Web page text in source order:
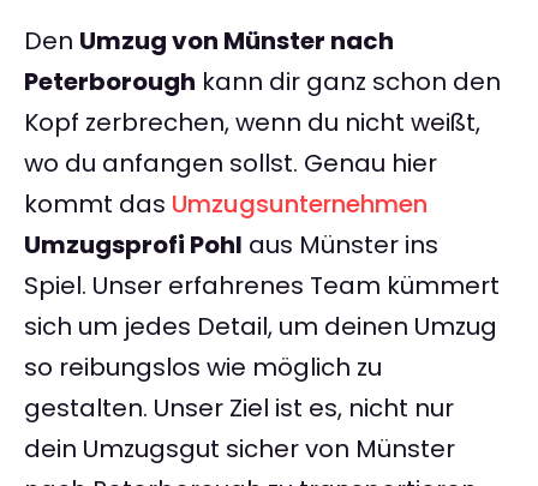
Den Umzug von Münster nach
Peterborough kann dir ganz schon den
Kopf zerbrechen, wenn du nicht weißt,
wo du anfangen sollst. Genau hier
kommt das Umzugsunternehmen
Umzugsprofi Pohl aus Münster ins
Spiel. Unser erfahrenes Team kümmert
sich um jedes Detail, um deinen Umzug
so reibungslos wie möglich zu
gestalten. Unser Ziel ist es, nicht nur
dein Umzugsgut sicher von Münster